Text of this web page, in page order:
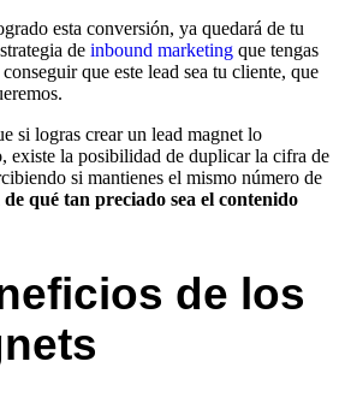
esta conversión, ya quedará de tu
de inbound marketing que tengas
que este lead sea tu cliente, que
si logras crear un lead magnet lo
existe la posibilidad de duplicar la cifra de
si mantienes el mismo número de
qué tan preciado sea el contenido
de los